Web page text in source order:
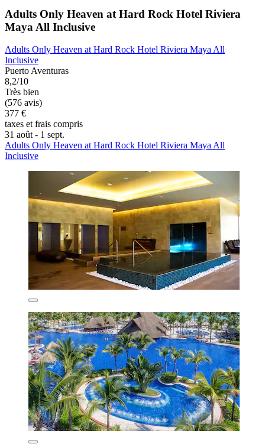
Adults Only Heaven at Hard Rock Hotel Riviera
Maya All Inclusive
Adults Only Heaven at Hard Rock Hotel Riviera Maya All
Inclusive
Puerto Aventuras
8,2/10
Très bien
(576 avis)
377 €
taxes et frais compris
31 août - 1 sept.
Adults Only Heaven at Hard Rock Hotel Riviera Maya All
Inclusive